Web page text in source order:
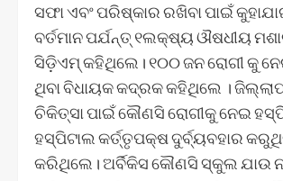
ସଫା ଏବଂ ପରିଷ୍କାର ରଖିବା ପାଇଁ
ବର୍ତମାନ ପର୍ଯନ୍ତ୍ ୧ଲକ୍ଷ୍ୟ ଔଷଧୀୟ
ସିଡ଼ିଏମ୍ କହିଥିଲେ। ୧୦୦ ଜନ ରୋଗୀ କୁ
ଥିବା ବିଧାୟକ କଦ୍ରକ କହିଥିଲେ ।
ଚିକିତ୍ସା ପାଇଁ କୌଣସି ରୋଗୀକୁ ନେଇ
ହସ୍ପିଟାଲ କର୍ତ୍ତୃପକ୍ଷ ଦୁର୍ବ୍ୟବହାର
କରିଥିଲେ। ଅର୍ବିକିସ କୌଣସି ସ୍କୁଲ ଯାଉ ନ